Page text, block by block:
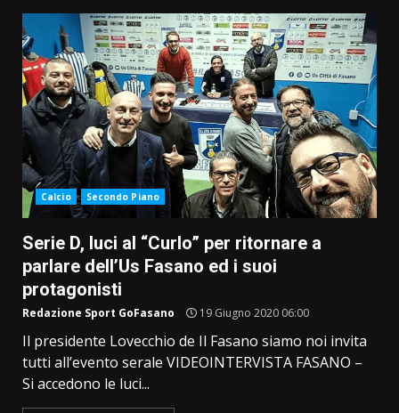
Calcio Secondo Piano
Serie D, luci al “Curlo” per ritornare a
parlare dell’Us Fasano ed i suoi
protagonisti
Redazione Sport GoFasano 19 Giugno 2020 06:00
Il presidente Lovecchio de Il Fasano siamo noi invita
tutti all’evento serale VIDEOINTERVISTA FASANO –
Si accedono le luci...